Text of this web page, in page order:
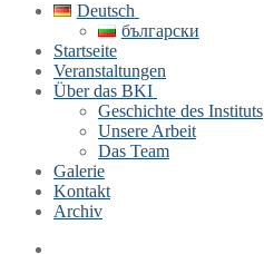
Deutsch
български
Startseite
Veranstaltungen
Über das BKI
Geschichte des Instituts
Unsere Arbeit
Das Team
Galerie
Kontakt
Archiv